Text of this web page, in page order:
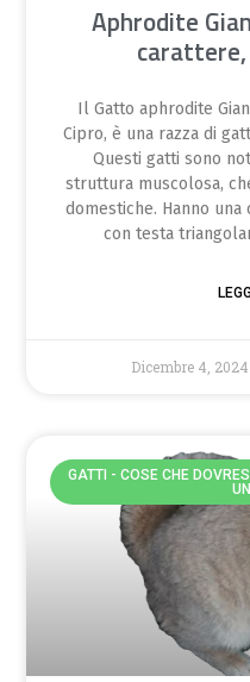
Aphrodite
Il Gatto aphrodite
Cipro, è una razza di
Questi gatti sono
struttura muscolosa,
domestiche. Hanno
con testa
Dicembre 4, 2024
GATTI - COSE CHE